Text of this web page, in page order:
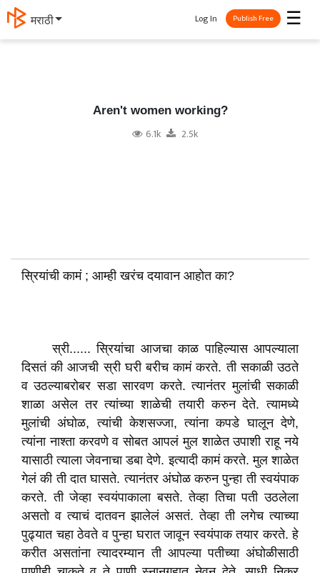
मराठी ☰
Log In Publish Free
Aren't women working?
6.1k 2.5k
स्रियांची कामं ; आम्ही खरंच दयावान आहोत का?
स्री...... स्रियांचा आजचा काळ पाहिल्यास आपल्याला
दिसतं की आजची स्री घरी बरीच कामं करते. ती सकाळी उठते
व उठल्याबरोबर सडा सारवण करते. त्यानंतर मुलांची सकाळी
शाळा असेल तर त्यांच्या शाळेची तयारी करुन देते. त्यामध्ये
मुलांची अंघोळ, त्यांची केशसज्जा, त्यांना कपडे घालून देणे,
त्यांना नाश्ता करवणे व सोबत आपलं मुल शाळेत उपाशी राहू नये
यासाठी त्याला जेवनाचा डबा देणे. इत्यादी कामं करते. मुल शाळेत
गेलं की ती दात घासते. त्यानंतर अंघोळ करुन पुन्हा ती स्वयंपाक
करते. ती जेव्हा स्वयंपाकाला बसते. तेव्हा तिचा पती उठलेला
असतो व त्याचं दातवन झालेलं असतं. तेव्हा ती लगेच त्याच्या
पुढ्यात चहा ठेवते व पुन्हा घरात जावून स्वयंपाक तयार करते. हे
करीत असतांना त्यादरम्यान ती आपल्या पतीच्या अंघोळीसाठी